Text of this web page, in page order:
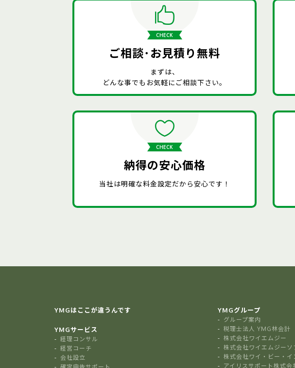
CHECK
ご相談･お見積り無料
まずは、
どんな事でもお気軽にご相談下さい。
CHECK
納得の安心価格
当社は明確な料金設定だから安心です！
YMGはここが違うんです
YMGサービス
経理コンサル
経営コーチ
会社設立
YMGグループ
グループ案内
税理士法人 YMG林会計
株式会社ワイエムジー
株式会社ワイエムジーソ
株式会社ワイ・ビー・
アイリスサポート株式会